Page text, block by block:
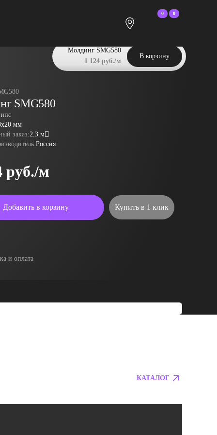
0 0
SMG580
мм
заказ:2.3 м
Россия
руб./м
Добавить в корзину Купить в 1 клик
Молдинг SMG580
1 124 руб./м
В корзину
и оплата
КАТАЛОГ